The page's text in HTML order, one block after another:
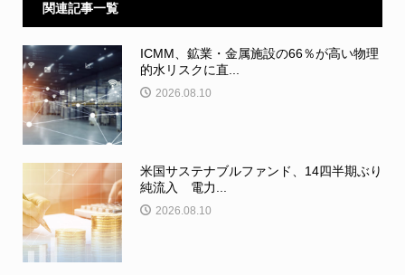
関連記事一覧
ICMM、鉱業・金属施設の66％が高い物理
的水リスクに直...
2026.08.10
米国サステナブルファンド、14四半期ぶり
純流入 電力...
2026.08.10